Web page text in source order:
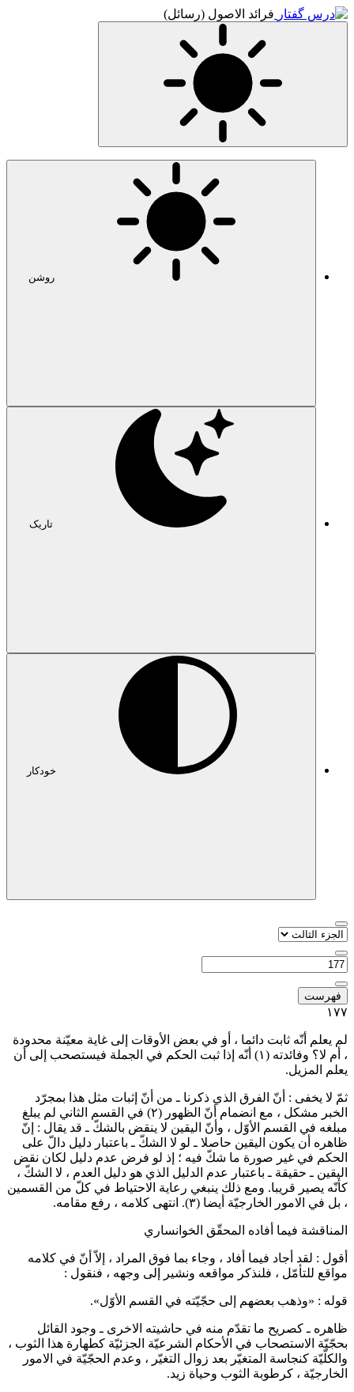
فرائد الاصول (رسائل)
فهرست
يعلم أنّه ثابت دائما ، أو في بعض الأوقات إلى غاية معيّنة محدودة
أم لا؟ وفائدته(١)
أنّه إذا ثبت الحكم في الجملة فيستصحب إلى أن
المزيل.
لا يخفى : أنّ الفرق الذي ذكرنا ـ من أنّ إثبات مثل هذا بمجرّد
مشكل ، مع انضمام أنّ الظهور(٢)
في القسم الثاني لم يبلغ
في القسم الأوّل ، وأنّ اليقين لا ينقض بالشكّ ـ قد يقال : إنّ
أن يكون اليقين حاصلا ـ لو لا الشكّ ـ باعتبار دليل دالّ على
في غير صورة ما شكّ فيه ؛ إذ لو فرض عدم دليل لكان نقض
ـ حقيقة ـ باعتبار عدم الدليل الذي هو دليل العدم ، لا الشكّ ،
يصير قريبا. ومع ذلك ينبغي رعاية الاحتياط في كلّ من القسمين
بل في الامور الخارجيّة أيضا(٣) . انتهى كلامه ، رفع مقامه.
فيما أفاده المحقّق الخوانساري
: لقد أجاد فيما أفاد ، وجاء بما فوق المراد ، إلاّ أنّ في كلامه
للتأمّل ، فلنذكر مواقعه ونشير إلى وجهه ، فنقول :
: «وذهب بعضهم إلى حجّيّته في القسم الأوّل».
ـ كصريح ما تقدّم منه في حاشيته الاخرى ـ وجود القائل
الاستصحاب في الأحكام الشرعيّة الجزئيّة كطهارة هذا الثوب ،
كنجاسة المتغيّر بعد زوال التغيّر ، وعدم الحجّيّة في الامور
، كرطوبة الثوب وحياة زيد.